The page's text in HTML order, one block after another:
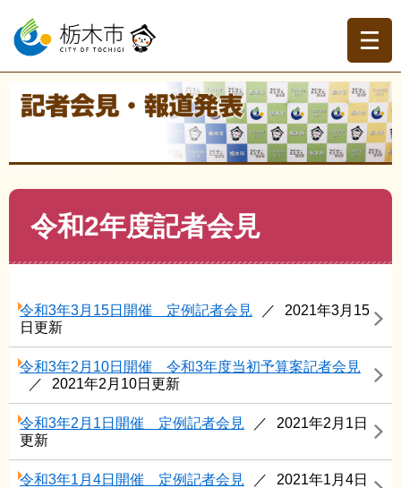
ー
の
ニ
ー
て
本
現在地
記者会見・報道発表 >記者会見>令和2年
令和2年度記者会見
令和3年3月15日開催 定例記者会見
2021年3月15
日更新
令和3年2月10日開催 令和3年度当初予算案記者会見
2021年2月10日更新
令和3年2月1日開催 定例記者会見
2021年2月1日
更新
令和3年1月4日開催 定例記者会見
2021年1月4日